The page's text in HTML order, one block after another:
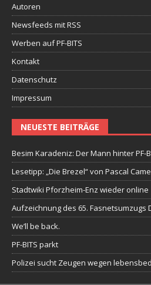
Autoren
Newsfeeds mit RSS
Werben auf PF-BITS
Kontakt
Datenschutz
Impressum
NEUESTE BEITRÄGE
Besim Karadeniz: Der Mann hinter PF-
Lesetipp: „Die Brezel“ von Pascal
Stadtwiki Pforzheim-Enz wieder online
Aufzeichnung des 65. Fasnetsumzugs
We’ll be back.
PF-BITS parkt
Polizei sucht Zeugen wegen